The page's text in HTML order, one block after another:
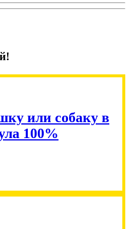
2026-07-31
или собаку в
100%